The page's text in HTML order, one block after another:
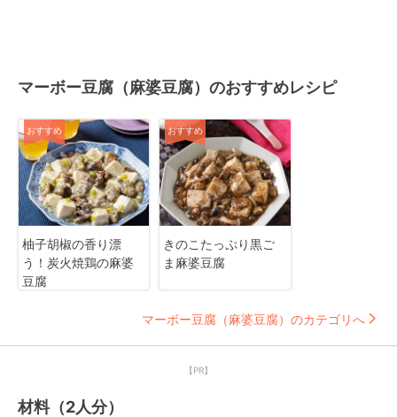
マーボー豆腐（麻婆豆腐）のおすすめレシピ
おすすめ
柚子胡椒の香り漂
う！炭火焼鶏の麻婆
豆腐
おすすめ
きのこたっぷり黒ご
ま麻婆豆腐
マーボー豆腐（麻婆豆腐）のカテゴリへ
【PR】
材料（2人分）